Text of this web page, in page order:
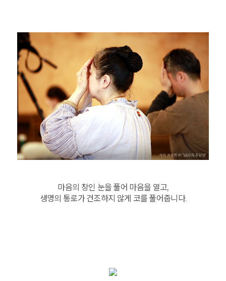
마음의 창인 눈을 풀어 마음을 열고,
생명의 통로가 건조하지 않게 코를 풀어줍니다.